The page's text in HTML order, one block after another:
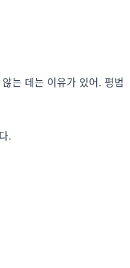
는 데는 이유가 있어. 평범
.